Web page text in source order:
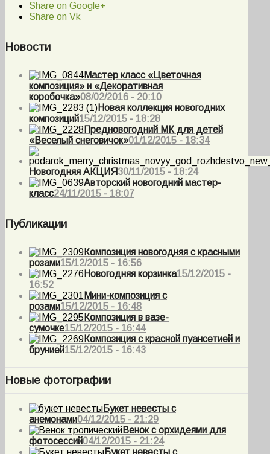
Share on Google+
Share on Vk
Новости
Мастер класс «Цветочная
композиция» и «Декоративная
коробочка»08/02/2016 - 20:10
Новая коллекция новогодних
композиций15/12/2015 - 18:28
Предновогодний МК для детей
«Веселый снеговичок»01/12/2015 - 18:34
Новогодняя АКЦИЯ30/11/2015 - 18:24
Авторский новогодний мастер-
класс24/11/2015 - 18:07
Публикации
Композиция новогодняя с красными
розами15/12/2015 - 16:56
Новогодняя корзинка15/12/2015 -
16:52
Мини-композиция с
розами15/12/2015 - 16:48
Композиция в вазе-
сумочке15/12/2015 - 16:44
Композиция с красной пуансетией и
брунией15/12/2015 - 16:43
Новые фотографии
Букет невесты с
анемонами04/12/2015 - 21:29
Венок с орхидеями для
фотосессий04/12/2015 - 21:24
Букет невесты с